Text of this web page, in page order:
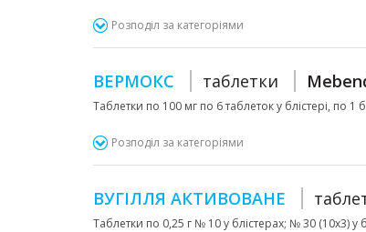
Розподіл за категоріями
ВЕРМОКС таблетки
Таблетки по 100 мг по 6 таблеток у блістері, по 1
Розподіл за категоріями
ВУГІЛЛЯ АКТИВОВАНЕ
Таблетки по 0,25 г № 10 у блістерах; № 30 (10х3) у